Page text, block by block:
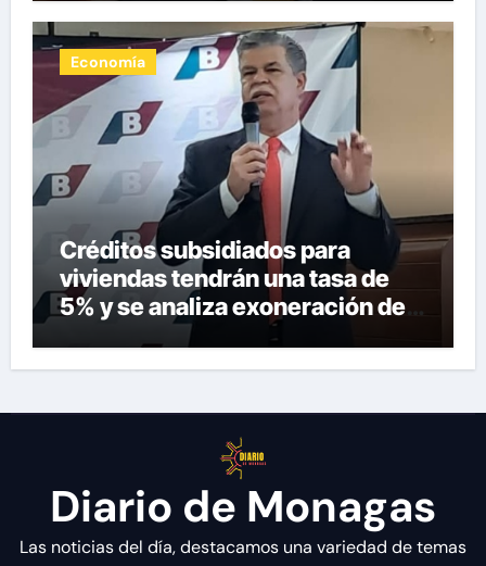
Economía
Créditos subsidiados para
viviendas tendrán una tasa de
5% y se analiza exoneración de
Diario de Monagas
Las noticias del día, destacamos una variedad de temas